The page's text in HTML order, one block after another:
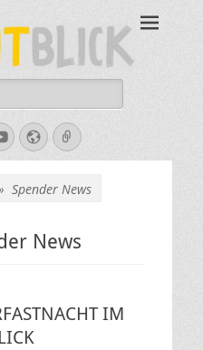
Lichtblick
– Amalienstraße 3 – Tel:
06321-355340
YouTube
WebsiteVerknüpfung
Spender News
News
IM